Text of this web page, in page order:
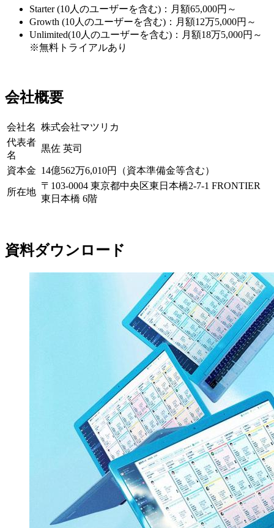
Starter (10人のユーザーを含む)：月額65,000円～
Growth (10人のユーザーを含む)：月額12万5,000円～
Unlimited(10人のユーザーを含む)：月額18万5,000円～
※無料トライアルあり
会社概要
会社名 株式会社マツリカ
代表者
名
黒佐 英司
資本金 14億562万6,010円（資本準備金等含む）
所在地
〒103-0004 東京都中央区東日本橋2-7-1 FRONTIER
東日本橋 6階
資料ダウンロード